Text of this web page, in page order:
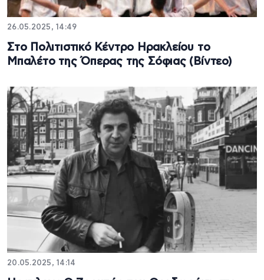
26.05.2025, 14:49
Στο Πολιτιστικό Κέντρο Ηρακλείου το
Μπαλέτο της Όπερας της Σόφιας (Βίντεο)
20.05.2025, 14:14